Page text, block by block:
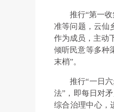
推行“第一
准等问题，云仙
作为成员，主动
倾听民意等多种
末梢”。
推行“一日
法”，即每日对
综合治理中心，